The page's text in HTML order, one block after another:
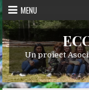
Skip
to
content
MENU
Un proiect